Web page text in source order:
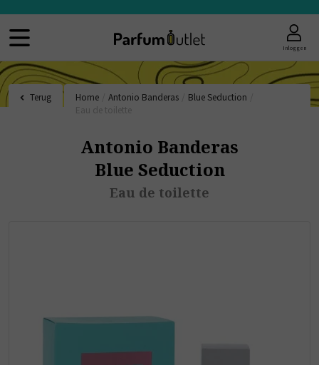
Inloggen
Terug Home Antonio Banderas Blue Seduction
Antonio Banderas
Blue Seduction
Eau de toilette